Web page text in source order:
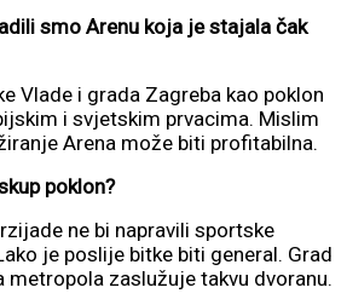
smo Arenu koja je stajala čak
Vlade i grada Zagreba kao poklon
i svjetskim prvacima. Mislim
Arena može biti profitabilna.
poklon?
ne bi napravili sportske
je poslije bitke biti general. Grad
metropola zaslužuje takvu dvoranu.